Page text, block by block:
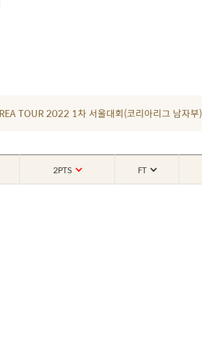
TOUR 2022 1차 서울대회(코리아리그 남자부)
2PTS FT